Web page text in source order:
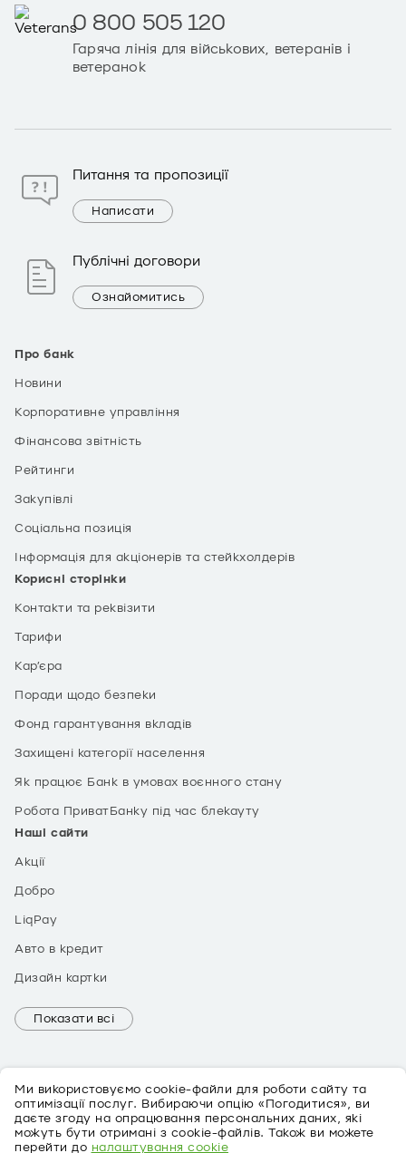
Ми використовуємо cookie-файли для роботи сайту та
оптимізації послуг. Вибираючи опцію «Погодитися», ви
даєте згоду на опрацювання персональних даних, які
можуть бути отримані з cookie-файлів. Також ви можете
перейти до налаштування cookie
Про банк
Новини
Корпоративне управління
Фінансова звітність
Рейтинги
Закупівлі
Соціальна позиція
Інформація для акціонерів та стейкхолдерів
Корисні сторінки
Контакти та реквізити
Тарифи
Кар’єра
Поради щодо безпеки
Фонд гарантування вкладів
Захищені категорії населення
Як працює Банк в умовах воєнного стану
Робота ПриватБанку під час блекауту
Наші сайти
Акції
Добро
LiqPay
Авто в кредит
Дизайн картки
Показати всі
0 800 505 120
Гаряча лінія для військових, ветеранів і
ветеранок
Питання та пропозиції
Написати
Публічні договори
Ознайомитись
EN